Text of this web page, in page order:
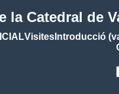
la Catedral de
VisitesIntroducció